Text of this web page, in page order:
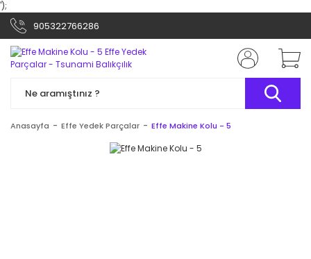
');
905322766286
Anasayfa Effe Yedek Parçalar Effe Makine Kolu - 5